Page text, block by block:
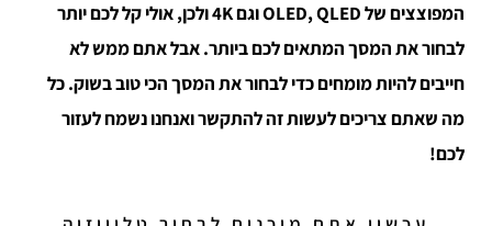
המפוצצים של OLED, QLED וגם 4K ולכן, אולי קל לכם יותר
לבחור את המסך המתאים לכם ביותר. אבל אתם ממש לא
חייבים להיות מומחים כדי לבחור את המסך הכי טוב בשוק. כל
מה שאתם צריכים לעשות זה להתקשר ואנחנו נשמח לעזור
לכם!